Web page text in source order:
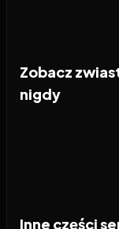
Zobacz
nigdy
Inne części